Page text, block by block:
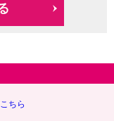
こちら